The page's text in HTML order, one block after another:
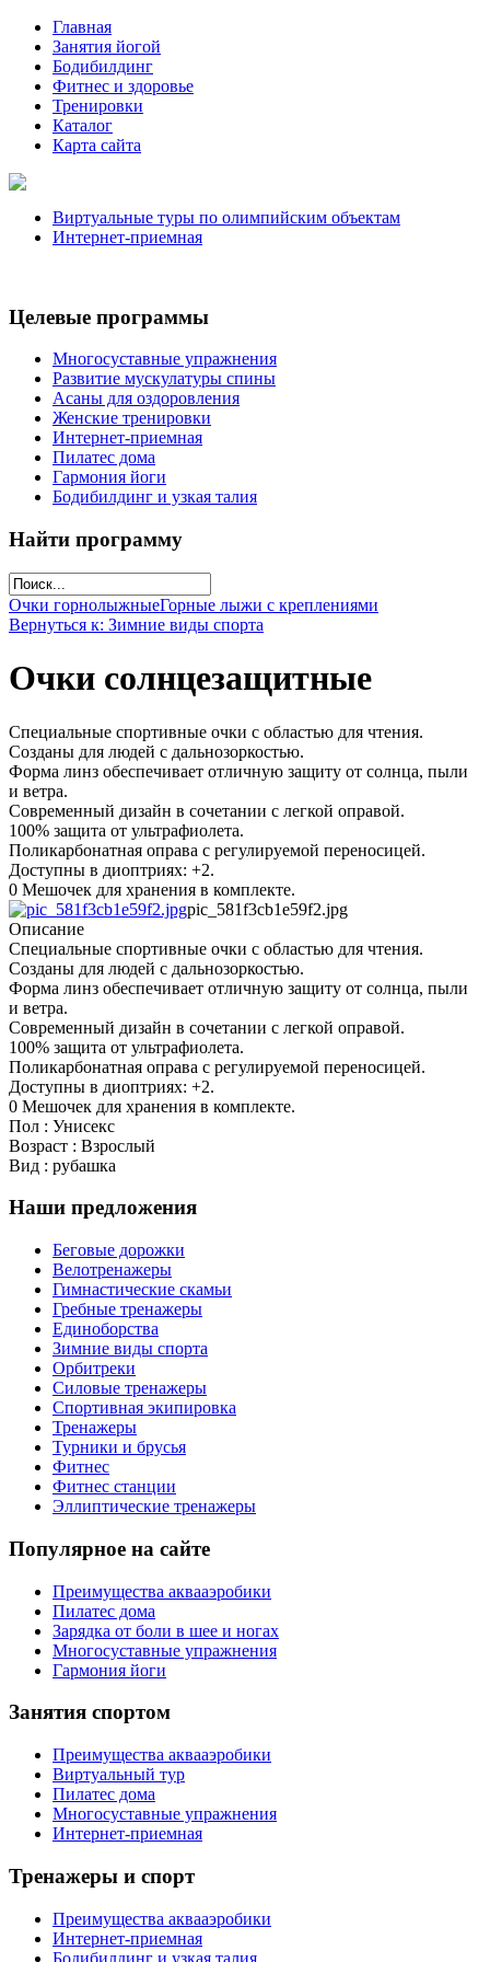
Главная
Занятия йогой
Бодибилдинг
Фитнес и здоровье
Тренировки
Каталог
Карта сайта
Виртуальные туры по олимпийским объектам
Интернет-приемная
Целевые программы
Многосуставные упражнения
Развитие мускулатуры спины
Асаны для оздоровления
Женские тренировки
Интернет-приемная
Пилатес дома
Гармония йоги
Бодибилдинг и узкая талия
Найти программу
Очки горнолыжныеГорные лыжи с креплениями
Вернуться к: Зимние виды спорта
Очки солнцезащитные
Специальные спортивные очки с областью для чтения.
Созданы для людей с дальнозоркостью.
Форма линз обеспечивает отличную защиту от солнца, пыли
и ветра.
Современный дизайн в сочетании с легкой оправой.
100% защита от ультрафиолета.
Поликарбонатная оправа с регулируемой переносицей.
Доступны в диоптриях: +2.
0 Мешочек для хранения в комплекте.
pic_581f3cb1e59f2.jpg
Описание
Специальные спортивные очки с областью для чтения.
Созданы для людей с дальнозоркостью.
Форма линз обеспечивает отличную защиту от солнца, пыли
и ветра.
Современный дизайн в сочетании с легкой оправой.
100% защита от ультрафиолета.
Поликарбонатная оправа с регулируемой переносицей.
Доступны в диоптриях: +2.
0 Мешочек для хранения в комплекте.
Пол : Унисекс
Возраст : Взрослый
Вид : рубашка
Наши предложения
Беговые дорожки
Велотренажеры
Гимнастические скамьи
Гребные тренажеры
Единоборства
Зимние виды спорта
Орбитреки
Силовые тренажеры
Спортивная экипировка
Тренажеры
Турники и брусья
Фитнес
Фитнес станции
Эллиптические тренажеры
Популярное на сайте
Преимущества аквааэробики
Пилатес дома
Зарядка от боли в шее и ногах
Многосуставные упражнения
Гармония йоги
Занятия спортом
Преимущества аквааэробики
Виртуальный тур
Пилатес дома
Многосуставные упражнения
Интернет-приемная
Тренажеры и спорт
Преимущества аквааэробики
Интернет-приемная
Бодибилдинг и узкая талия